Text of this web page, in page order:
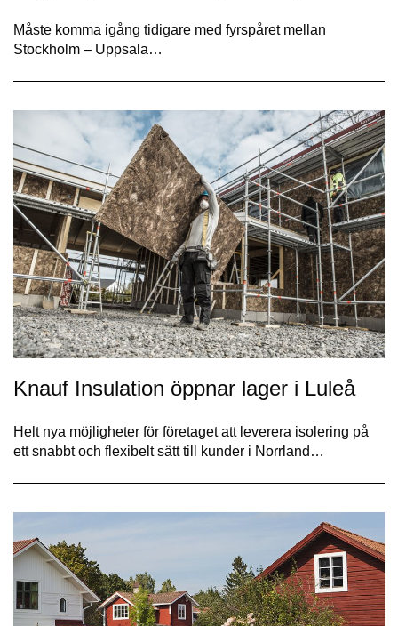
Måste komma igång tidigare med fyrspåret mellan
Stockholm – Uppsala…
Knauf Insulation öppnar lager i Luleå
Helt nya möjligheter för företaget att leverera isolering på
ett snabbt och flexibelt sätt till kunder i Norrland…